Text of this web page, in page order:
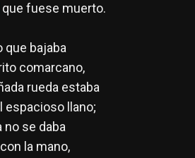
que fuese muerto.
que bajaba
comarcano,
rueda estaba
espacioso llano;
no se daba
la mano,